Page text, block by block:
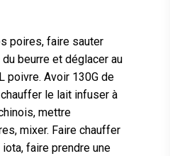
poires, faire sauter
beurre et déglacer au
poivre. Avoir 130G de
le lait infuser à
mettre
mixer. Faire chauffer
iota, faire prendre une